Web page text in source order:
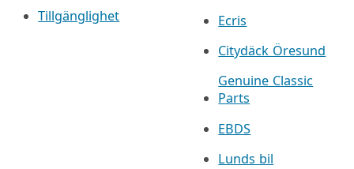
Tillgänglighet
Ecris
Citydäck Öresund
Genuine Classic
Parts
EBDS
Lunds bil